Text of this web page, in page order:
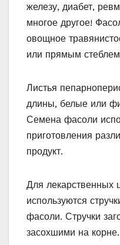
железу, диабет,
многое другое!
овощное
или прямым
Листья
длины, белые или
Семена фасоли
приготовления
продукт.
Для лекарственных
используются
фасоли. Стручки
засохшими на корне.